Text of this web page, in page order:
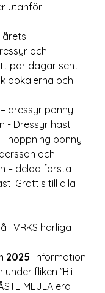
utanför
årets
och
par dagar sent
pokalerna och
dressyr ponny
- Dressyr häst
hoppning ponny
och
– delad första
Grattis till alla
i VRKS härliga
2025: Information
fliken ”Bli
MEJLA era